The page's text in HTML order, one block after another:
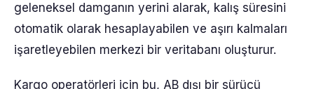
geleneksel damganın yerini alarak, kalış süresini
otomatik olarak hesaplayabilen ve aşırı kalmaları
işaretleyebilen merkezi bir veritabanı oluşturur.
Kargo operatörleri için bu, AB dışı bir sürücü